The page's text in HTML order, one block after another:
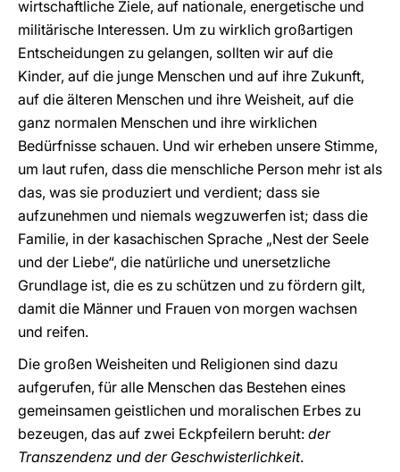
wirtschaftliche Ziele, auf nationale, energetische und
militärische Interessen. Um zu wirklich großartigen
Entscheidungen zu gelangen, sollten wir auf die
Kinder, auf die junge Menschen und auf ihre Zukunft,
auf die älteren Menschen und ihre Weisheit, auf die
ganz normalen Menschen und ihre wirklichen
Bedürfnisse schauen. Und wir erheben unsere Stimme,
um laut rufen, dass die menschliche Person mehr ist als
das, was sie produziert und verdient; dass sie
aufzunehmen und niemals wegzuwerfen ist; dass die
Familie, in der kasachischen Sprache „Nest der Seele
und der Liebe“, die natürliche und unersetzliche
Grundlage ist, die es zu schützen und zu fördern gilt,
damit die Männer und Frauen von morgen wachsen
und reifen.
Die großen Weisheiten und Religionen sind dazu
aufgerufen, für alle Menschen das Bestehen eines
gemeinsamen geistlichen und moralischen Erbes zu
bezeugen, das auf zwei Eckpfeilern beruht: der
Transzendenz und der Geschwisterlichkeit.